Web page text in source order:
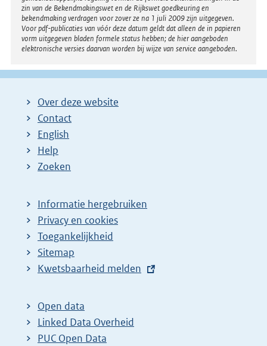
zin van de Bekendmakingswet en de Rijkswet goedkeuring en
bekendmaking verdragen voor zover ze na 1 juli 2009 zijn uitgegeven.
Voor pdf-publicaties van vóór deze datum geldt dat alleen de in papieren
vorm uitgegeven bladen formele status hebben; de hier aangeboden
elektronische versies daarvan worden bij wijze van service aangeboden.
Over deze website
Contact
English
Help
Zoeken
Informatie hergebruiken
Privacy en cookies
Toegankelijkheid
Sitemap
E
t
e
r
Kwetsbaarheid melden
Open data
Linked Data Overheid
PUC Open Data